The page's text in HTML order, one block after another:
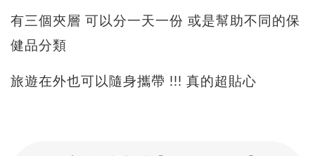
有三個夾層 可以分一天一份 或是幫助不同的保
健品分類
旅遊在外也可以隨身攜帶 !!! 真的超貼心